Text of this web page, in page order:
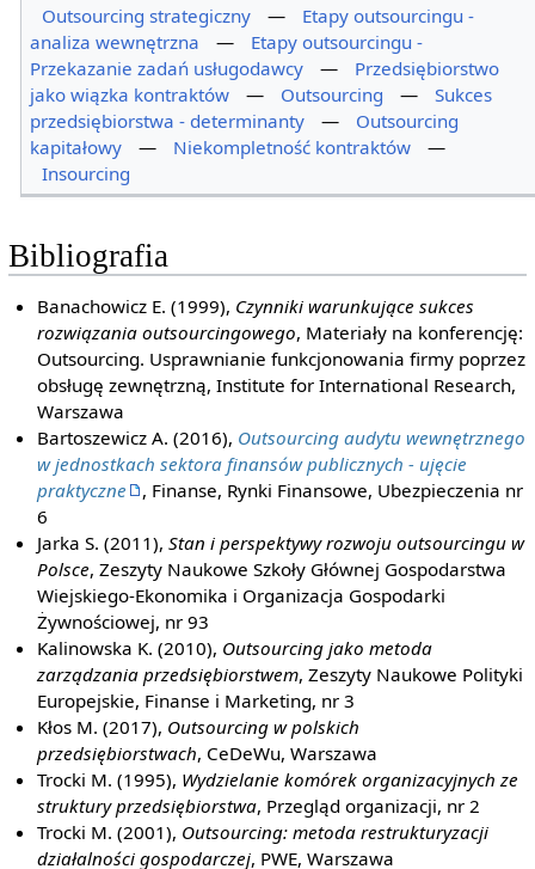
Outsourcing strategiczny
—
Etapy outsourcingu -
analiza wewnętrzna
—
Etapy outsourcingu -
Przekazanie zadań usługodawcy
—
Przedsiębiorstwo
jako wiązka kontraktów
— Outsourcing —
Sukces
przedsiębiorstwa - determinanty
—
Outsourcing
kapitałowy
— Niekompletność kontraktów
—
Insourcing
Bibliografia
Banachowicz E. (1999), Czynniki warunkujące sukces
rozwiązania outsourcingowego, Materiały na konferencję:
Outsourcing. Usprawnianie funkcjonowania firmy poprzez
obsługę zewnętrzną, Institute for International Research,
Warszawa
Bartoszewicz A. (2016), Outsourcing audytu wewnętrznego
w jednostkach sektora finansów publicznych - ujęcie
praktyczne
, Finanse, Rynki Finansowe, Ubezpieczenia nr
6
Jarka S. (2011),Stan i perspektywy rozwoju outsourcingu w
Polsce, Zeszyty Naukowe Szkoły Głównej Gospodarstwa
Wiejskiego-Ekonomika i Organizacja Gospodarki
Żywnościowej, nr 93
Kalinowska K. (2010), Outsourcing jako metoda
zarządzania przedsiębiorstwem, Zeszyty Naukowe Polityki
Europejskie, Finanse i Marketing, nr 3
Kłos M. (2017), Outsourcing w polskich
przedsiębiorstwach, CeDeWu, Warszawa
Trocki M. (1995), Wydzielanie komórek organizacyjnych ze
struktury przedsiębiorstwa, Przegląd organizacji, nr 2
Trocki M. (2001), Outsourcing: metoda restrukturyzacji
działalności gospodarczej, PWE, Warszawa